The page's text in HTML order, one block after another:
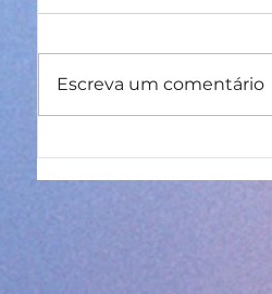
Escreva um comentário